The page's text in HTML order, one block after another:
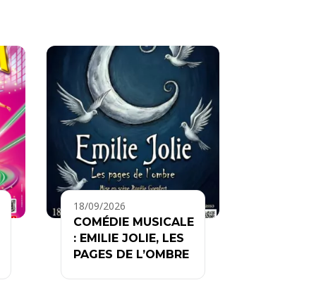
18/09/2026
COMÉDIE MUSICALE
: EMILIE JOLIE, LES
PAGES DE L’OMBRE